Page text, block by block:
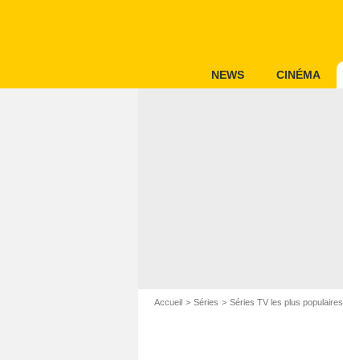
NEWS CINÉMA
Accueil Séries Séries TV les plus populaires